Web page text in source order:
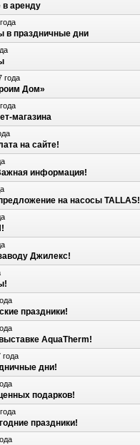
в аренду
в праздничные дни
года
Дом»
магазина
на сайте!
информация!
на насосы TALLAS!
Джилекс!
праздники!
AquaTherm!
дни!
подарков!
праздники!